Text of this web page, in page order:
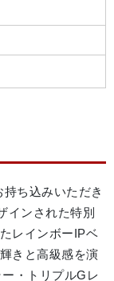
ち込みいただき
インされた特別
レインボーIPベ
きと高級感を演
・トリプルGレ